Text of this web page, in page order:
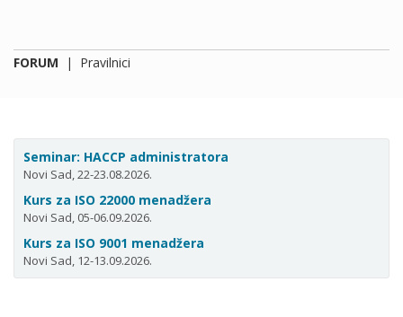
FORUM | Pravilnici
Seminar: HACCP administratora
Novi Sad, 22-23.08.2026.
Kurs za ISO 22000 menadžera
Novi Sad, 05-06.09.2026.
Kurs za ISO 9001 menadžera
Novi Sad, 12-13.09.2026.